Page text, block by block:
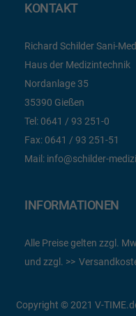
KONTAKT
Richard Schilder Sani-
Haus der Medizintechnik
Nordanlage 35
35390 Gießen
Tel: 0641 / 93 251-0
Fax: 0641 / 93 251-51
Mail: info@schilder-
INFORMATIONEN
Alle Preise gelten zzgl.
und zzgl.
Copyright © 2021 V-